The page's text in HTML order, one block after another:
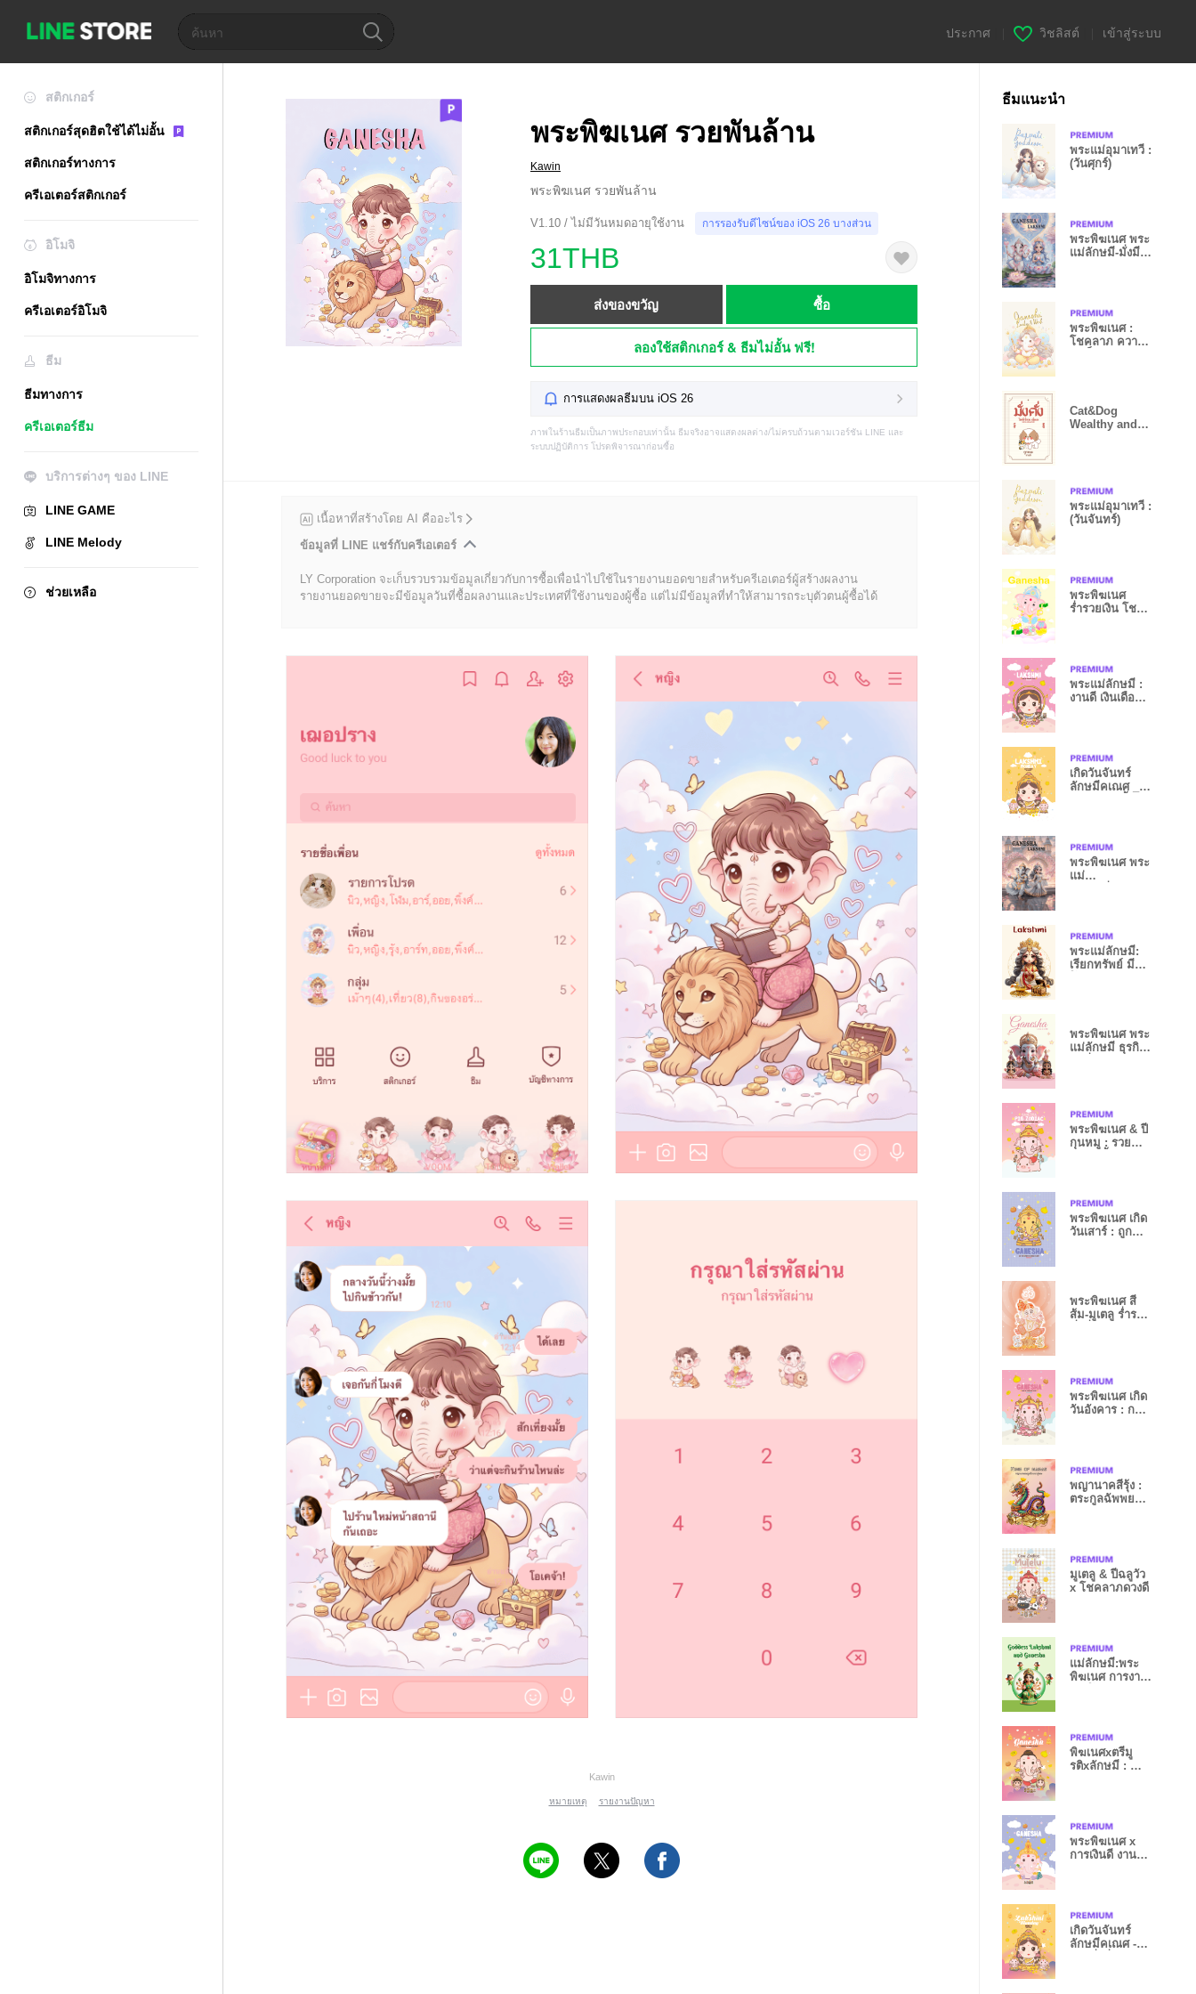
ประกาศ วิชลิสต์ เข้าสู่ระบบ
สติกเกอร์
สติกเกอร์สุดฮิตใช้ได้ไม่อั้น
สติกเกอร์ทางการ
ครีเอเตอร์สติกเกอร์
อิโมจิ
อิโมจิทางการ
ครีเอเตอร์อิโมจิ
ธีม
ธีมทางการ
ครีเอเตอร์ธีม
บริการต่างๆ ของ LINE
LINE GAME
LINE Melody
ช่วยเหลือ
พระพิฆเนศ รวยพันล้าน
Kawin
พระพิฆเนศ รวยพันล้าน
V1.10 / ไม่มีวันหมดอายุใช้งาน การรองรับดีไซน์ของ iOS 26 บางส่วน
31THB
ส่งของขวัญ ซื้อ
ลองใช้สติกเกอร์ & ธีมไม่อั้น ฟรี!
การแสดงผลธีมบน iOS 26
ภาพในร้านธีมเป็นภาพประกอบเท่านั้น ธีมจริงอาจแสดงผลต่าง/ไม่ครบถ้วนตามเวอร์ชัน LINE และ
ระบบปฏิบัติการ โปรดพิจารณาก่อนซื้อ
เนื้อหาที่สร้างโดย AI คืออะไร
ข้อมูลที่ LINE แชร์กับครีเอเตอร์
LY Corporation จะเก็บรวบรวมข้อมูลเกี่ยวกับการซื้อเพื่อนำไปใช้ในรายงานยอดขายสำหรับครีเอเตอร์ผู้สร้างผลงาน
รายงานยอดขายจะมีข้อมูลวันที่ซื้อผลงานและประเทศที่ใช้งานของผู้ซื้อ แต่ไม่มีข้อมูลที่ทำให้สามารถระบุตัวตนผู้ซื้อได้
Kawin
หมายเหตุ รายงานปัญหา
ธีมแนะนำ
พระแม่อุมาเทวี :
(วันศุกร์)
พระพิฆเนศ พระ
แม่ลักษมี-มั่งมี
พระพิฆเนศ :
โชคลาภ ความ
Cat&Dog
Wealthy and
พระแม่อุมาเทวี :
(วันจันทร์)
พระพิฆเนศ
ร่ำรวยเงิน โชค
พระแม่ลักษมี :
งานดี เงินเดือน
เกิดวันจันทร์
ลักษมีคเณศ _
พระพิฆเนศ พระ
แม่
พระแม่ลักษมี:
เรียกทรัพย์ มี
พระพิฆเนศ พระ
แม่ลักษมี ธุรกิจ
พระพิฆเนศ & ปี
กุนหมู : รวย
พระพิฆเนศ เกิด
วันเสาร์ : ถูก
พระพิฆเนศ สี
ส้ม-มูเตลู ร่ำรวย
พระพิฆเนศ เกิด
วันอังคาร : การ
พญานาคสีรุ้ง :
ตระกูลฉัพพยา
มูเตลู & ปีฉลูวัว
x โชคลาภดวงดี
แม่ลักษมี:พระ
พิฆเนศ การงาน
พิฆเนศxตรีมู
รติxลักษมี : ร่ำ
พระพิฆเนศ x
การเงินดี งาน
เกิดวันจันทร์
ลักษมีคเณศ -